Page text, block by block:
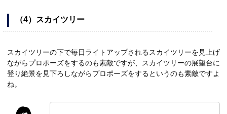
（4）スカイツリー
スカイツリーの下で毎日ライトアップされるスカイツリーを見上げ
ながらプロポーズをするのも素敵ですが、スカイツリーの展望台に
登り絶景を見下ろしながらプロポーズをするというのも素敵ですよ
ね。